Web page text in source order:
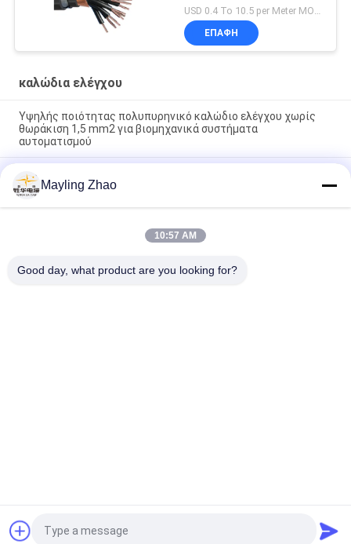
ΕΠΑΦΉ
καλώδια ελέγχου
Υψηλής ποιότητας πολυπυρηνικό καλώδιο ελέγχου χωρίς
θωράκιση 1,5 mm2 για βιομηχανικά συστήματα
αυτοματισμού
Επαγγελματικό Καλώδιο Shanghai Shenghua Cable 2 - 61
Πυρήνων Μη Θωρακισμένο Προσαρμοσμένο CE KEMA
Certification
Σαγκάη Shenghua Καλώδιο ρεύματος Επαγγελματική ρύθμιση
Ευέλικτο καλώδιο καλωδίου Φιλικό προς το περιβάλλον
Αίτηση κράτησης
Mayling Zhao
10:57 AM
Good day, what product are you looking for?